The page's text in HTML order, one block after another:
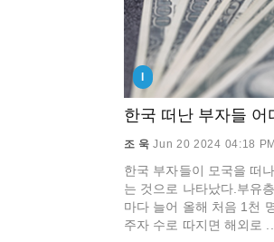
한국 떠난 부자들 어
조 욱 Jun 20 2024 04:18
한국 부자들이 모국을 떠
는 것으로 나타났다.부유
마다 늘어 올해 처음 1천
주자 수로 따지면 해외로 ...